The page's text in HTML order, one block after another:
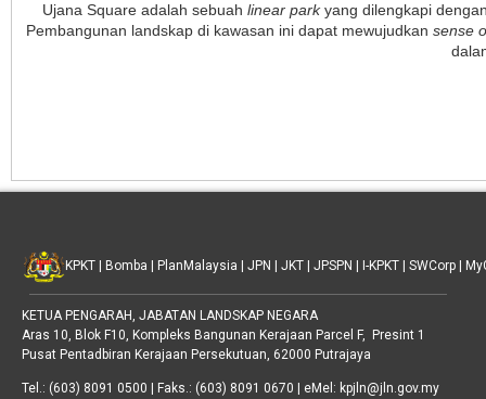
Ujana Square adalah sebuah linear parkyang dilengkapi
Pembangunan landskap di kawasan ini dapat mewujudkan sense
KPKT Bomba PlanMalaysia JPN JKT JPSPN I-KPKT SWCorp
KETUA PENGARAH, JABATAN LANDSKAP NEGARA
Aras 10, Blok F10, Kompleks Bangunan Kerajaan Parcel F, Presint 1
Pusat Pentadbiran Kerajaan Persekutuan, 62000 Putrajaya
Tel.: (603) 8091 0500 | Faks.: (603) 8091 0670 | eMel: kpjln@jln.gov.my